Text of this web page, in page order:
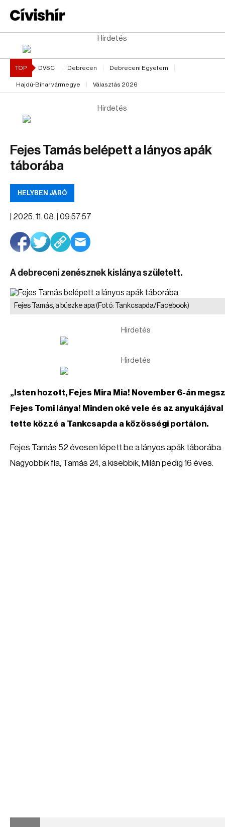
Hirdetés
TOP DVSC Debrecen Debreceni Egyetem
Hajdú-Bihar vármegye Választás 2026
Hirdetés
Fejes Tamás belépett a lányos apák
táborába
HELYBEN JÁRÓ
2025. 11. 08. | 09:57:57
A debreceni zenésznek kislánya született.
Fejes Tamás, a büszke apa(Fotó: Tankcsapda/Facebook)
Hirdetés
Hirdetés
„Isten hozott, Fejes Mira Mia! November 6-án
Fejes Tomi lánya! Minden oké vele és az anyukájával
tette közzé a Tankcsapda a közösségi portálon.
Fejes Tamás 52 évesen lépett be a lányos apák táborába.
Nagyobbik fia, Tamás 24, a kisebbik, Milán pedig 16 éves.